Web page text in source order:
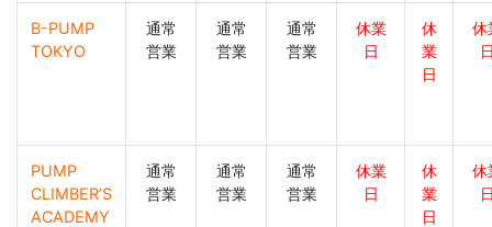
B-PUMP
TOKYO
通常
営業
通常
営業
通常
営業
休業
日
休
業
日
休
PUMP
CLIMBER’S
ACADEMY
通常
営業
通常
営業
通常
営業
休業
日
休
業
日
休